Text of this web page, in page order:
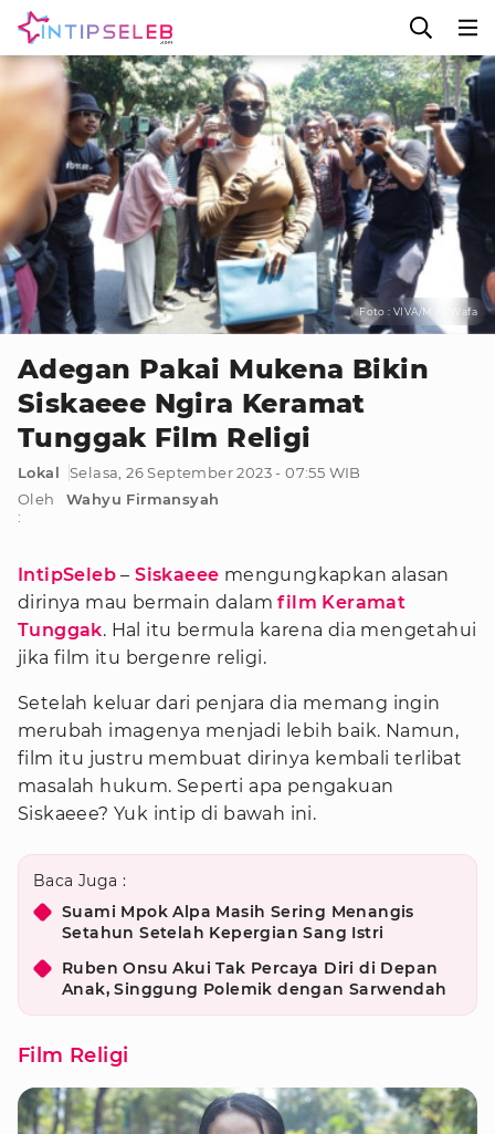
Foto : VIVA/M Ali Wafa
Adegan Pakai Mukena Bikin
Siskaeee Ngira Keramat
Tunggak Film Religi
Lokal
Selasa, 26 September 2023 - 07:55 WIB
Oleh
:
Wahyu Firmansyah
IntipSeleb –Siskaeee mengungkapkan alasan
dirinya mau bermain dalamfilm Keramat
Tunggak. Hal itu bermula karena dia mengetahui
jika film itu bergenre religi.
Setelah keluar dari penjara dia memang ingin
merubah imagenya menjadi lebih baik. Namun,
film itu justru membuat dirinya kembali terlibat
masalah hukum. Seperti apa pengakuan
Siskaeee? Yuk intip di bawah ini.
Baca Juga :
Suami Mpok Alpa Masih Sering Menangis
Setahun Setelah Kepergian Sang Istri
Ruben Onsu Akui Tak Percaya Diri di Depan
Anak, Singgung Polemik dengan Sarwendah
Film Religi